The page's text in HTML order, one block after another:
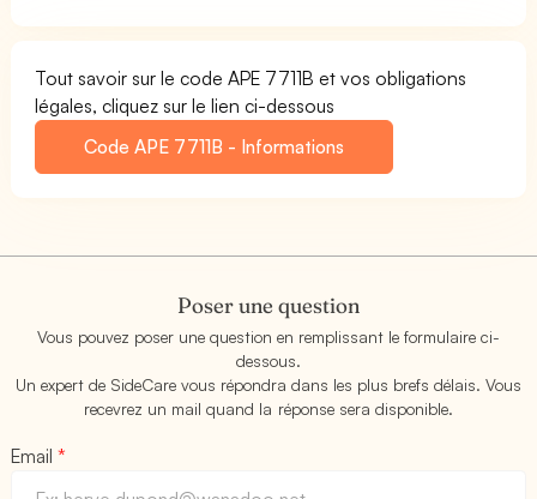
Tout savoir sur le code APE 7711B et vos obligations
légales, cliquez sur le lien ci-dessous
Code APE 7711B - Informations
Poser une question
Vous pouvez poser une question en remplissant le formulaire ci-
dessous.
Un expert de SideCare vous répondra dans les plus brefs délais. Vous
recevrez un mail quand la réponse sera disponible.
Email*